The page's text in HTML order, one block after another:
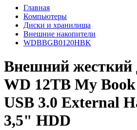
Главная
Компьютеры
Диски и хранилища
Внешние накопители
WDBBGB0120HBK
Внешний жесткий
WD 12TB My
USB 3.0 External
3,5" HDD